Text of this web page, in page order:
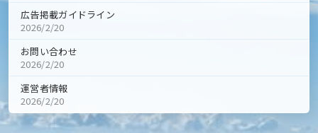
広告掲載ガイドライン
2026/2/20
お問い合わせ
2026/2/20
運営者情報
2026/2/20